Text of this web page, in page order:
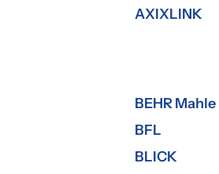
AXIXLINK
BEHR Mahle
BFL
BLICK